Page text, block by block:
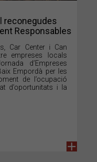
reconegudes
Responsables
Car Center i Can
empreses locals
d’Empreses
Empordà per les
de l’ocupació
d’oportunitats i la
+